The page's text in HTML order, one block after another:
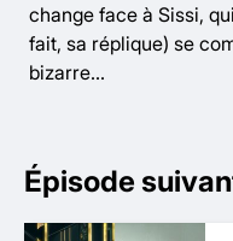
change face à Sissi,
fait, sa réplique) se
bizarre…
Épisode